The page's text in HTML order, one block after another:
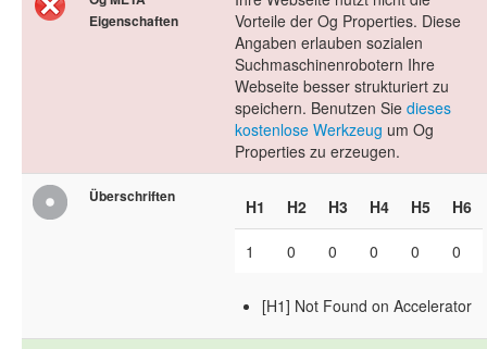
Eigenschaften
Vorteile der Og Properties. Diese
Angaben erlauben sozialen
Suchmaschinenrobotern Ihre
Webseite besser strukturiert zu
speichern. Benutzen Sie dieses
kostenlose Werkzeug um Og
Properties zu erzeugen.
Überschriften H1 H2 H3 H4 H5 H6
1 0 0 0 0 0
[H1] Not Found on Accelerator